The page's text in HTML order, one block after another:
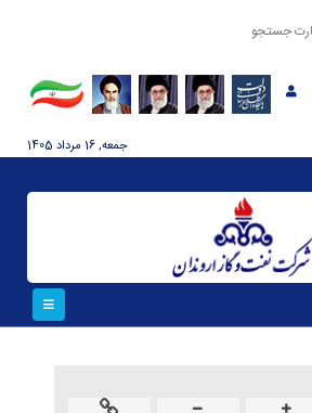
جمعه, 16 مرداد 1405